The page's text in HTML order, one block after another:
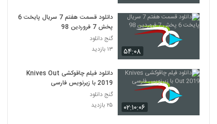
۵۴:۰۸
دانلود قسمت هفتم 7 سریال پایخت 6
پخش 7 فروردین 98
گنج دانلود
۱۳ بازدید
۰۲:۱۰:۰۶
دانلود فیلم چاقوکشی Knives Out
2019 با زیرنویس فارسی
گنج دانلود
۲۵ بازدید